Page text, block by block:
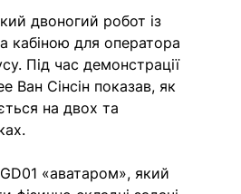
двоногий робот із
кабіною для оператора
Під час демонстрації
Ван Сінсін показав, як
на двох та
«аватаром», який